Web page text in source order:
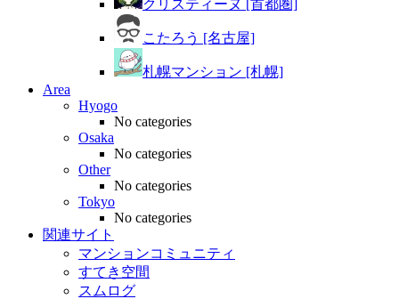
クリスティーヌ [首都圏]
こたろう [名古屋]
札幌マンション [札幌]
Area
Hyogo
No categories
Osaka
No categories
Other
No categories
Tokyo
No categories
関連サイト
マンションコミュニティ
すてき空間
スムログ